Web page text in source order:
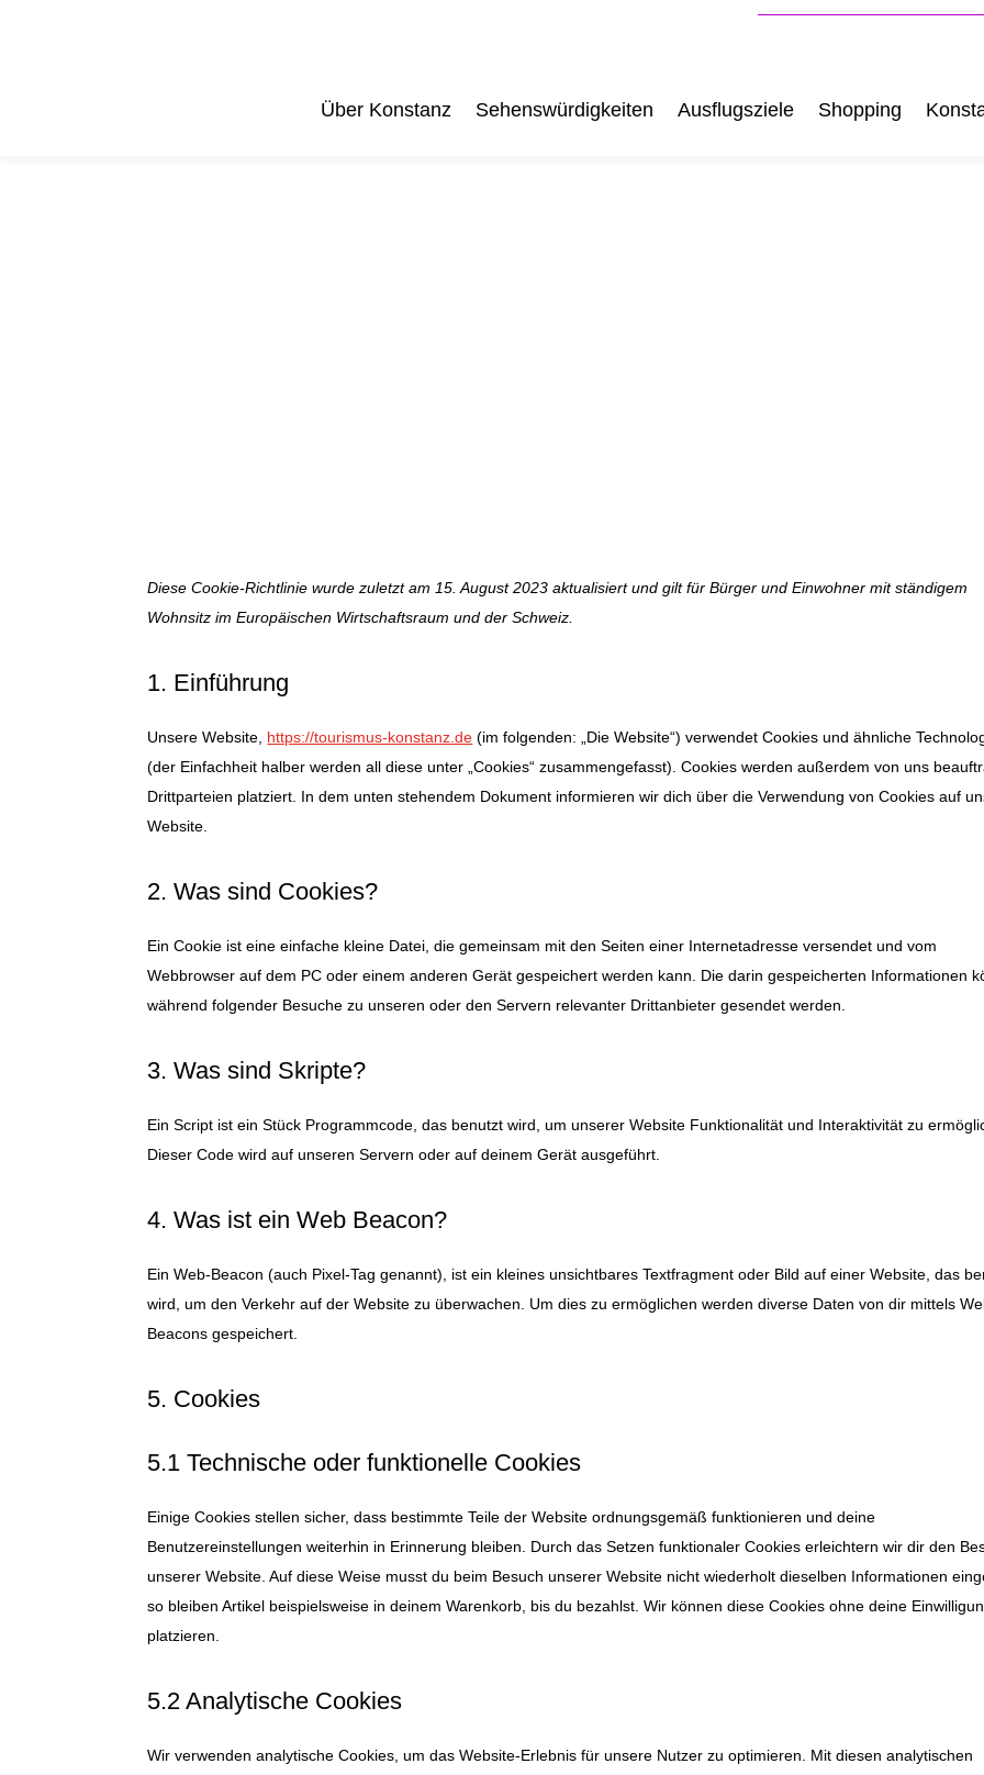
Über Konstanz Sehenswürdigkeiten Ausflugsziele Shopping
Diese Cookie-Richtlinie wurde zuletzt am 15. August 2023 aktualisiert und gilt für Bürger und Einwohner mit ständigem
Wohnsitz im Europäischen Wirtschaftsraum und der Schweiz.
1. Einführung
Unsere Website, https://tourismus-konstanz.de (im folgenden: „Die Website“) verwendet Cookies und ähnliche
(der Einfachheit halber werden all diese unter „Cookies“ zusammengefasst). Cookies werden außerdem von uns
Drittparteien platziert. In dem unten stehendem Dokument informieren wir dich über die Verwendung von Cookies auf
Website.
2. Was sind Cookies?
Ein Cookie ist eine einfache kleine Datei, die gemeinsam mit den Seiten einer Internetadresse versendet und vom
Webbrowser auf dem PC oder einem anderen Gerät gespeichert werden kann. Die darin gespeicherten Informationen
während folgender Besuche zu unseren oder den Servern relevanter Drittanbieter gesendet werden.
3. Was sind Skripte?
Ein Script ist ein Stück Programmcode, das benutzt wird, um unserer Website Funktionalität und Interaktivität zu
Dieser Code wird auf unseren Servern oder auf deinem Gerät ausgeführt.
4. Was ist ein Web Beacon?
Ein Web-Beacon (auch Pixel-Tag genannt), ist ein kleines unsichtbares Textfragment oder Bild auf einer Website, das
wird, um den Verkehr auf der Website zu überwachen. Um dies zu ermöglichen werden diverse Daten von dir mittels
Beacons gespeichert.
5. Cookies
5.1 Technische oder funktionelle Cookies
Einige Cookies stellen sicher, dass bestimmte Teile der Website ordnungsgemäß funktionieren und deine
Benutzereinstellungen weiterhin in Erinnerung bleiben. Durch das Setzen funktionaler Cookies erleichtern wir dir den
unserer Website. Auf diese Weise musst du beim Besuch unserer Website nicht wiederholt dieselben Informationen
so bleiben Artikel beispielsweise in deinem Warenkorb, bis du bezahlst. Wir können diese Cookies ohne deine
platzieren.
5.2 Analytische Cookies
Wir verwenden analytische Cookies, um das Website-Erlebnis für unsere Nutzer zu optimieren. Mit diesen analytischen